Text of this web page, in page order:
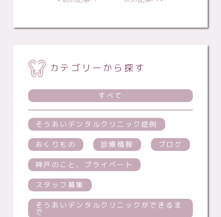
カテゴリーから探す
すべて
そうあいデンタルクリニック症例
おくりもの 診療情報 ブログ
神戸のこと、プライベート
スタッフ募集
そうあいデンタルクリニックができるま
で